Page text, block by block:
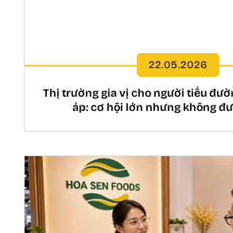
22.05.2026
Thị trường gia vị cho người tiểu
áp: cơ hội lớn nhưng không